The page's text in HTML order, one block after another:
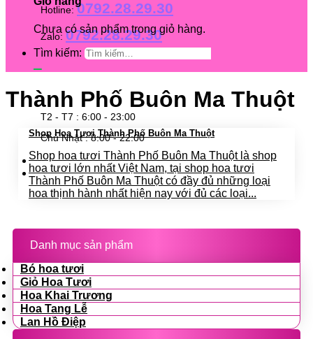
Hotline:0792.28.29.30
Zalo: 0792.28.29.30
T2 - T7 : 6:00 - 23:00
Chủ Nhật : 8:00 - 22:00
Chưa có sản phẩm trong giỏ hàng.
Tìm kiếm:
Thành Phố Buôn Ma Thuột
Shop Hoa Tươi Thành Phố Buôn Ma Thuột
Shop hoa tươi Thành Phố Buôn Ma Thuột là shop
hoa tươi lớn nhất Việt Nam, tại shop hoa tươi
Thành Phố Buôn Ma Thuột có đầy đủ những loại
hoa thịnh hành nhất hiện nay với đủ các loại...
Danh mục sản phẩm
Bó hoa tươi
Giỏ Hoa Tươi
Hoa Khai Trương
Hoa Tang Lễ
Lan Hồ Điệp